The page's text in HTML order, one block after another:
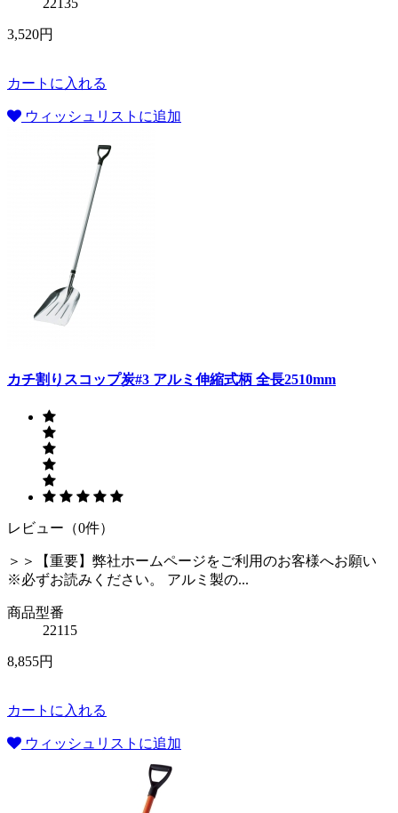
22135
3,520円
カートに入れる
ウィッシュリストに追加
カチ割りスコップ炭#3 アルミ伸縮式柄 全長2510mm
レビュー（0件）
＞＞【重要】弊社ホームページをご利用のお客様へお願い
※必ずお読みください。 アルミ製の...
商品型番
22115
8,855円
カートに入れる
ウィッシュリストに追加